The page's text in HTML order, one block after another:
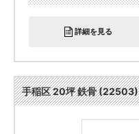
詳細を見る
手稲区 20坪 鉄骨 (22503)